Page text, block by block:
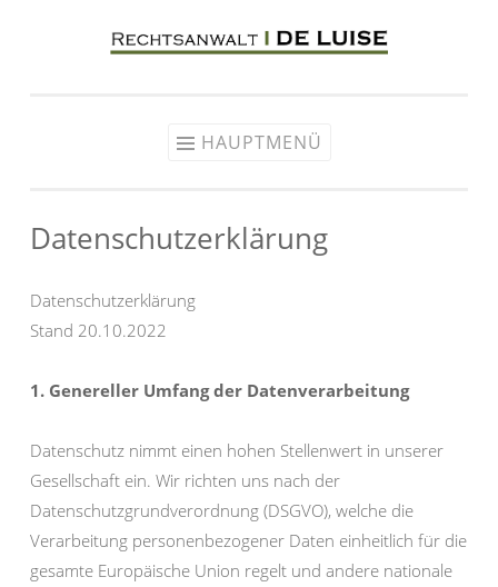
HAUPTMENÜ
Datenschutzerklärung
Datenschutzerklärung
Stand 20.10.2022
1. Genereller Umfang der Datenverarbeitung
Datenschutz nimmt einen hohen Stellenwert in unserer
Gesellschaft ein. Wir richten uns nach der
Datenschutzgrundverordnung (DSGVO), welche die
Verarbeitung personenbezogener Daten einheitlich für die
gesamte Europäische Union regelt und andere nationale